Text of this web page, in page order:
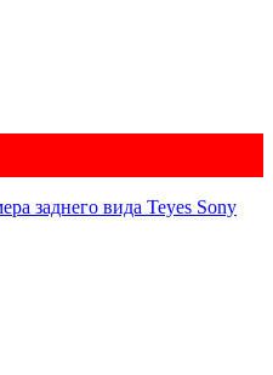
заднего вида Teyes Sony